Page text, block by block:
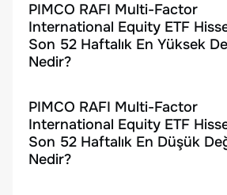
PIMCO RAFI Multi-Factor
International Equity ETF
Son 52 Haftalık En Yüksek
Nedir?
PIMCO RAFI Multi-Factor
International Equity ETF
Son 52 Haftalık En Düşük
Nedir?